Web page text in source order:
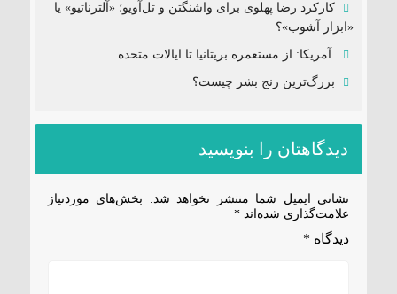
کارکرد رضا پهلوی برای واشنگتن و تل‌آویو؛ «آلترناتیو» یا
«ابزار آشوب»؟
آمریکا: از مستعمره بریتانیا تا ایالات متحده
بزرگ‌ترین رنج بشر چیست؟
دیدگاهتان را بنویسید
نشانی ایمیل شما منتشر نخواهد شد.
بخش‌های موردنیاز
علامت‌گذاری شده‌اند *
دیدگاه *